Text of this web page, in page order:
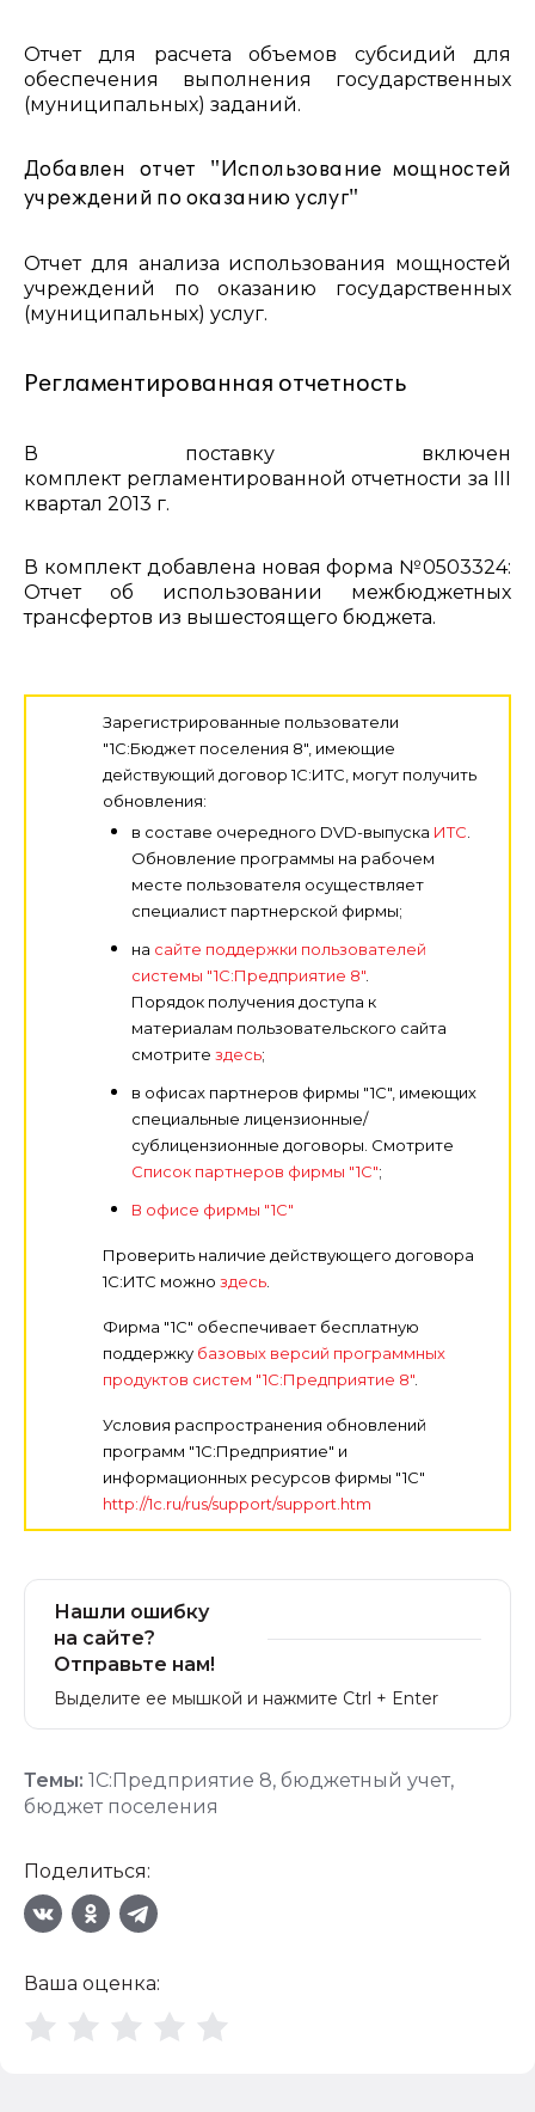
Отчет для расчета объемов субсидий для
обеспечения выполнения государственных
(муниципальных) заданий.
Добавлен отчет "Использование мощностей
учреждений по оказанию услуг"
Отчет для анализа использования мощностей
учреждений по оказанию государственных
(муниципальных) услуг.
Регламентированная отчетность
В поставку включен
комплект регламентированной отчетности за III
квартал 2013 г.
В комплект добавлена новая форма №0503324:
Отчет об использовании межбюджетных
трансфертов из вышестоящего бюджета.
Зарегистрированные пользователи
"1С:Бюджет поселения 8", имеющие
действующий договор 1С:ИТС, могут получить
обновления:
в составе очередного DVD-выпуска ИТС
Обновление программы на рабочем
месте пользователя осуществляет
специалист партнерской фирмы;
на сайте поддержки пользователей
системы "1С:Предприятие 8"
Порядок получения доступа к
материалам пользовательского сайта
смотрите здесь;
в офисах партнеров фирмы "1С", имеющих
специальные лицензионные/
сублицензионные договоры. Смотрите
Список партнеров фирмы "1С";
В офисе фирмы "1С"
Проверить наличие действующего договора
1С:ИТС можно здесь
Фирма "1С" обеспечивает бесплатную
поддержку базовых версий программных
продуктов систем "1С:Предприятие 8"
Условия распространения обновлений
программ "1С:Предприятие" и
информационных ресурсов фирмы "1С"
http://1c.ru/rus/support/support.htm
Нашли ошибку
на сайте?
Отправьте нам!
Выделите ее мышкой и нажмите Ctrl + Enter
Темы: 1С:Предприятие 8, бюджетный учет,
бюджет поселения
Поделиться:
Ваша оценка: